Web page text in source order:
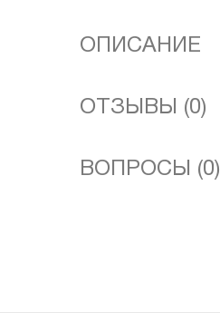
ОПИСАНИЕ
ОТЗЫВЫ (0)
ВОПРОСЫ (0)